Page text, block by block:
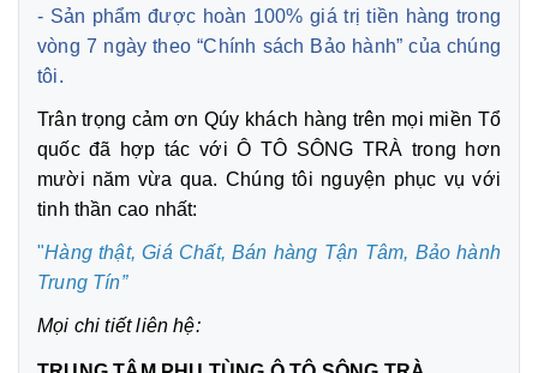
- Sản phẩm được hoàn 100% giá trị tiền hàng trong
vòng 7 ngày theo “Chính sách Bảo hành” của chúng
tôi.
Trân trọng cảm ơn Qúy khách hàng trên mọi miền Tổ
quốc đã hợp tác với Ô TÔ SÔNG TRÀ trong hơn
mười năm vừa qua. Chúng tôi nguyện phục vụ với
tinh thần cao nhất:
"Hàng thật, Giá Chất, Bán hàng Tận Tâm, Bảo hành
Trung Tín”
Mọi chi tiết liên hệ: